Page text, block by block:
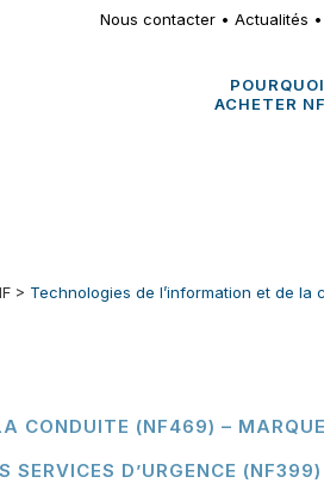
Nous contacter •Actualités
POURQUOI
ACHETER
> Technologies de l’information et de la
CONDUITE (NF469) –
SERVICES D’URGENCE